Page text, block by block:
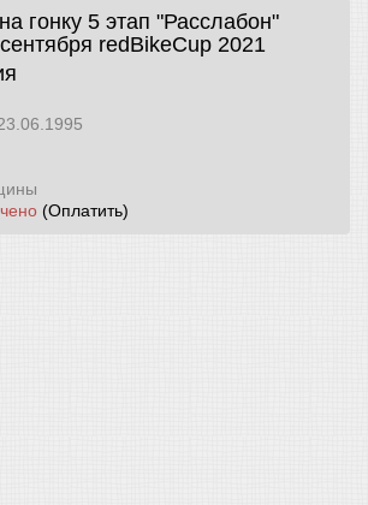
гонку 5 этап "Расслабон"
redBikeCup 2021
(Оплатить)